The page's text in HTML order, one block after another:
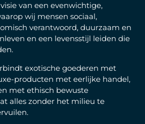
van een evenwichtige,
wij mensen sociaal,
verantwoord, duurzaam en
en een levensstijl leiden die
exotische goederen met
producten met eerlijke handel,
met ethisch bewuste
alles zonder het milieu te